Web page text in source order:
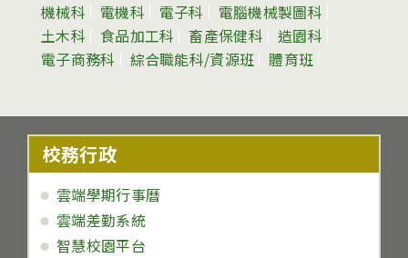
機械科 電機科 電子科
電腦機械製圖科
土木科
食品加工科 畜產保健科
造園科
電子商務科
綜合職能科/資源班 體育班
校務行政
雲端學期行事曆
雲端差勤系統
智慧校園平台